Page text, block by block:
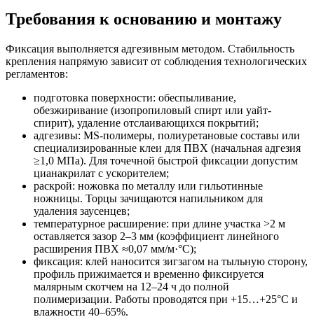
Требования к основанию и монтажу
Фиксация выполняется адгезивным методом. Стабильность
крепления напрямую зависит от соблюдения технологических
регламентов:
подготовка поверхности: обеспыливание,
обезжиривание (изопропиловый спирт или уайт-
спирит), удаление отслаивающихся покрытий;
адгезивы: MS-полимеры, полиуретановые составы или
специализированные клеи для ПВХ (начальная адгезия
≥1,0 МПа). Для точечной быстрой фиксации допустим
цианакрилат с ускорителем;
раскрой: ножовка по металлу или гильотинные
ножницы. Торцы зачищаются напильником для
удаления заусенцев;
температурное расширение: при длине участка >2 м
оставляется зазор 2–3 мм (коэффициент линейного
расширения ПВХ ≈0,07 мм/м·°C);
фиксация: клей наносится зигзагом на тыльную сторону,
профиль прижимается и временно фиксируется
малярным скотчем на 12–24 ч до полной
полимеризации. Работы проводятся при +15…+25°C и
влажности 40–65%.